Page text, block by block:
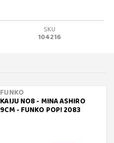
SKU
104216
FUNKO
KAIJU NO8 - MINA ASHIRO
9CM - FUNKO POP! 2083